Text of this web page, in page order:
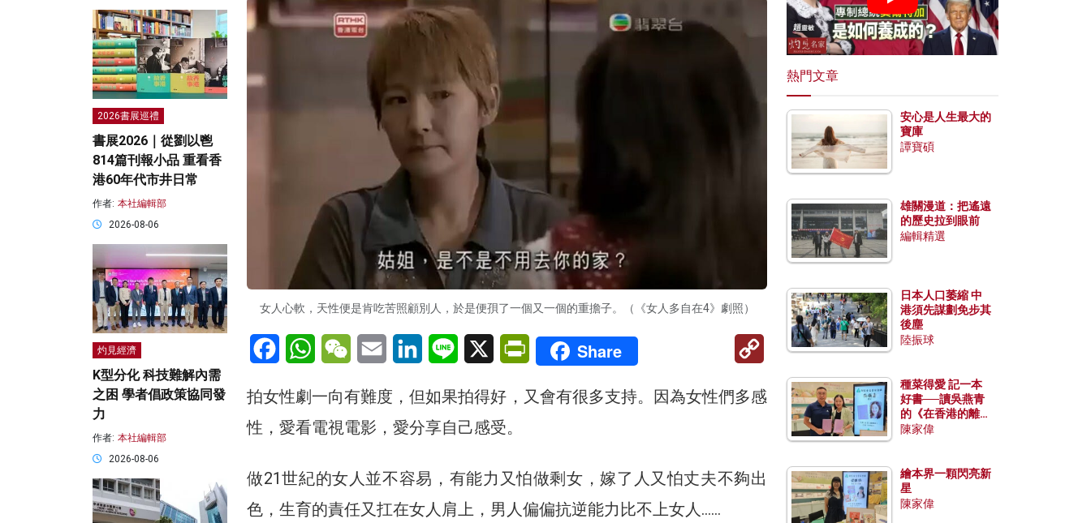
女人心軟，天性便是肯吃苦照顧別人，於是便孭了一個又一個的重擔子。（《女人多自在4》劇照）
FacebookWhatsAppWeChatEmail LinkedInLine X PrintFriendly
Share
Copy
Link
拍女性劇一向有難度，但如果拍得好，又會有很多支持。因為女性們多感
性，愛看電視電影，愛分享自己感受。
做21世紀的女人並不容易，有能力又怕做剩女，嫁了人又怕丈夫不夠出
色，生育的責任又扛在女人肩上，男人偏偏抗逆能力比不上女人……
2026書展巡禮
書展2026｜從劉以鬯
814篇刊報小品 重看香
港60年代市井日常
作者: 本社編輯部
2026-08-06
灼見經濟
K型分化 科技難解內需
之困 學者倡政策協同發
力
作者: 本社編輯部
2026-08-06
熱門文章
安心是人生最大的
寶庫
譚寶碩
雄關漫道：把遙遠
的歷史拉到眼前
編輯精選
日本人口萎縮 中
港須先謀劃免步其
後塵
陸振球
種菜得愛 記一本
好書──讀吳燕青
的《在香港的離島
種菜》
陳家偉
繪本界一顆閃亮新
星
陳家偉